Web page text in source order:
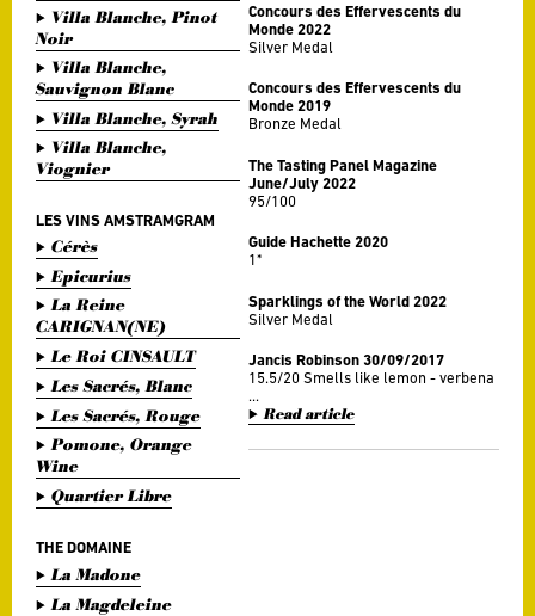
Villa Blanche, Pinot
Noir
Villa Blanche,
Sauvignon Blanc
Villa Blanche, Syrah
Villa Blanche,
Viognier
LES VINS AMSTRAMGRAM
Cérès
Epicurius
La Reine
CARIGNAN(NE)
Le Roi CINSAULT
Les Sacrés, Blanc
Les Sacrés, Rouge
Pomone, Orange
Wine
Quartier Libre
THE DOMAINE
La Madone
La Magdeleine
Concours des Effervescents du
Monde 2022
Silver Medal
Concours des Effervescents du
Monde 2019
Bronze Medal
The Tasting Panel Magazine
June/July 2022
95/100
Guide Hachette 2020
1*
Sparklings of the World 2022
Silver Medal
Jancis Robinson 30/09/2017
15.5/20 Smells like lemon - verbena
...
Read article